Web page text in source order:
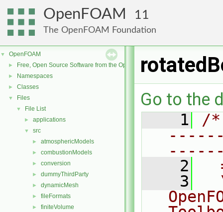
OpenFOAM 11
The OpenFOAM Foundation
▼ OpenFOAM
► Free, Open Source Software from the OpenFOAM Foundation
► Namespaces
► Classes
▼ Files
▼ File List
► applications
▼ src
► atmosphericModels
► combustionModels
► conversion
► dummyThirdParty
► dynamicMesh
► fileFormats
► finiteVolume
Go to the
    1
/
    2
    3